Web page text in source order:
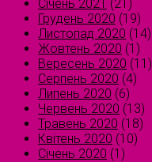
Січень 2021 (21)
Грудень 2020 (19)
Листопад 2020 (14)
Жовтень 2020 (1)
Вересень 2020 (11)
Серпень 2020 (4)
Липень 2020 (6)
Червень 2020 (13)
Травень 2020 (18)
Квітень 2020 (10)
Січень 2020 (1)